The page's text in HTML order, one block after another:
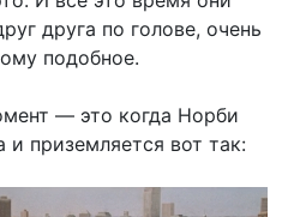
друга по голове, очень
подобное.
— это когда Норби
и приземляется вот так: